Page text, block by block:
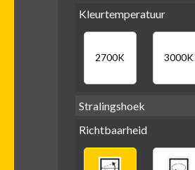
68mm
LED
retrofit
Kleurtemperatuur
2700K 3000K
Stralingshoek
38° 60°
Richtbaarheid